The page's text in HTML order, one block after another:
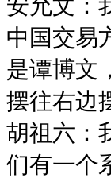
安允文：
中国交易
是谭博文
摆往右边
胡祖六：
们有一个